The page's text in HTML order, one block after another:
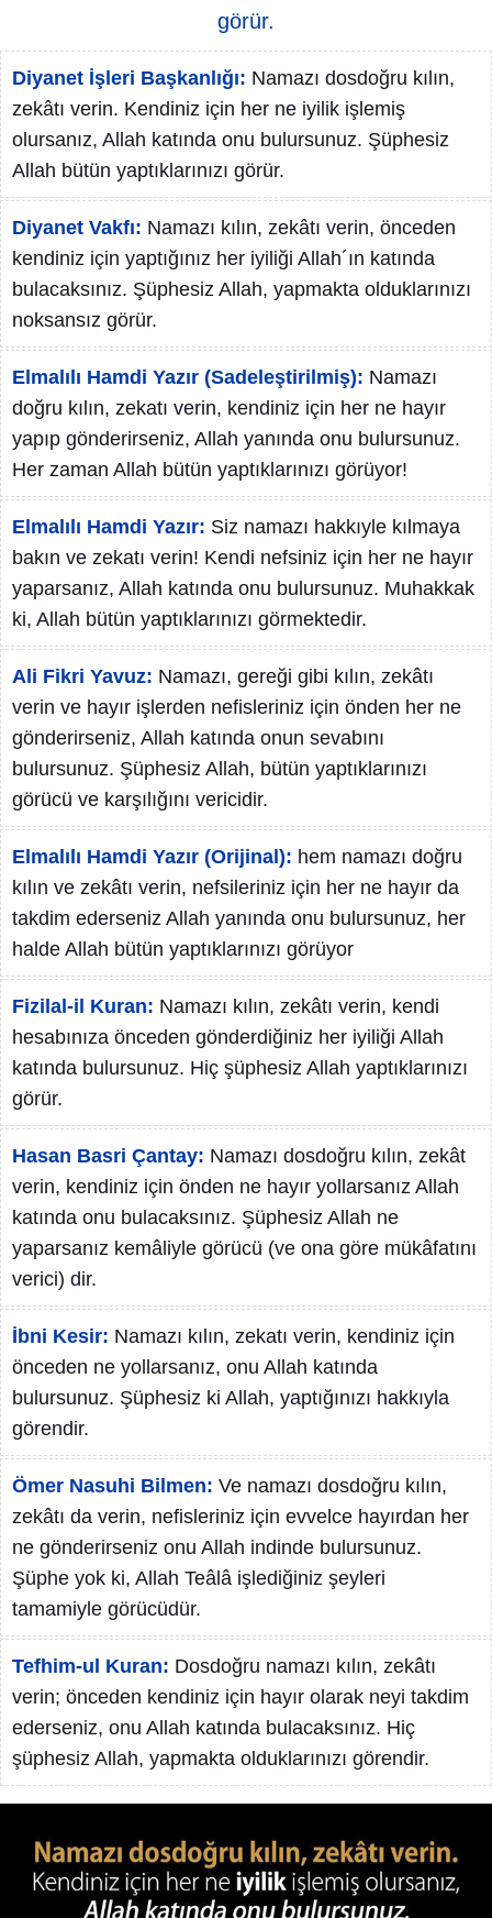
görür.
Diyanet İşleri Başkanlığı: Namazı dosdoğru kılın,
zekâtı verin. Kendiniz için her ne iyilik işlemiş
olursanız, Allah katında onu bulursunuz. Şüphesiz
Allah bütün yaptıklarınızı görür.
Diyanet Vakfı: Namazı kılın, zekâtı verin, önceden
kendiniz için yaptığınız her iyiliği Allah´ın katında
bulacaksınız. Şüphesiz Allah, yapmakta olduklarınızı
noksansız görür.
Elmalılı Hamdi Yazır (Sadeleştirilmiş): Namazı
doğru kılın, zekatı verin, kendiniz için her ne hayır
yapıp gönderirseniz, Allah yanında onu bulursunuz.
Her zaman Allah bütün yaptıklarınızı görüyor!
Elmalılı Hamdi Yazır: Siz namazı hakkıyle kılmaya
bakın ve zekatı verin! Kendi nefsiniz için her ne hayır
yaparsanız, Allah katında onu bulursunuz. Muhakkak
ki, Allah bütün yaptıklarınızı görmektedir.
Ali Fikri Yavuz: Namazı, gereği gibi kılın, zekâtı
verin ve hayır işlerden nefisleriniz için önden her ne
gönderirseniz, Allah katında onun sevabını
bulursunuz. Şüphesiz Allah, bütün yaptıklarınızı
görücü ve karşılığını vericidir.
Elmalılı Hamdi Yazır (Orijinal): hem namazı doğru
kılın ve zekâtı verin, nefsileriniz için her ne hayır da
takdim ederseniz Allah yanında onu bulursunuz, her
halde Allah bütün yaptıklarınızı görüyor
Fizilal-il Kuran: Namazı kılın, zekâtı verin, kendi
hesabınıza önceden gönderdiğiniz her iyiliği Allah
katında bulursunuz. Hiç şüphesiz Allah yaptıklarınızı
görür.
Hasan Basri Çantay: Namazı dosdoğru kılın, zekât
verin, kendiniz için önden ne hayır yollarsanız Allah
katında onu bulacaksınız. Şüphesiz Allah ne
yaparsanız kemâliyle görücü (ve ona göre mükâfatını
verici) dir.
İbni Kesir: Namazı kılın, zekatı verin, kendiniz için
önceden ne yollarsanız, onu Allah katında
bulursunuz. Şüphesiz ki Allah, yaptığınızı hakkıyla
görendir.
Ömer Nasuhi Bilmen: Ve namazı dosdoğru kılın,
zekâtı da verin, nefisleriniz için evvelce hayırdan her
ne gönderirseniz onu Allah indinde bulursunuz.
Şüphe yok ki, Allah Teâlâ işlediğiniz şeyleri
tamamiyle görücüdür.
Tefhim-ul Kuran: Dosdoğru namazı kılın, zekâtı
verin; önceden kendiniz için hayır olarak neyi takdim
ederseniz, onu Allah katında bulacaksınız. Hiç
şüphesiz Allah, yapmakta olduklarınızı görendir.